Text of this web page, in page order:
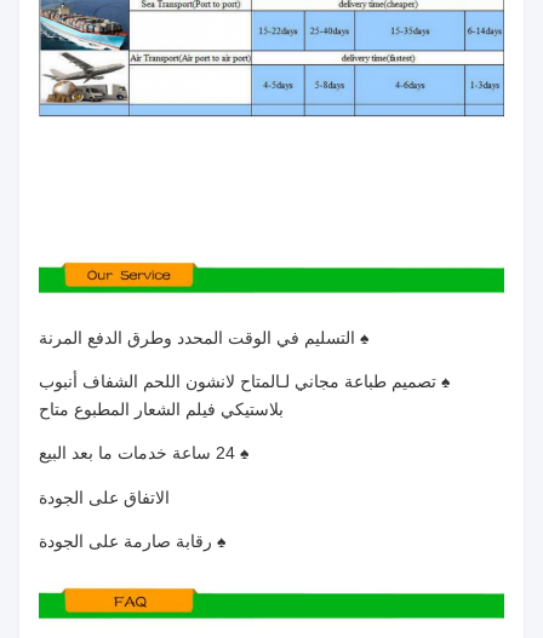
♠ التسليم في الوقت المحدد وطرق الدفع المرنة
♠ تصميم طباعة مجاني لـالمتاح لانشون اللحم الشفاف أنبوب
بلاستيكي فيلم الشعار المطبوع متاح
♠ 24 ساعة خدمات ما بعد البيع
الاتفاق على الجودة
♠ رقابة صارمة على الجودة